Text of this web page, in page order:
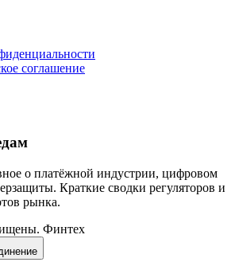
соглашение
о платёжной индустрии, цифровом
Краткие сводки регуляторов и
рынка.
Финтех